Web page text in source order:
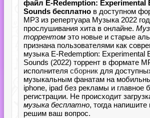
файл E-Redemption: Experimental
Sounds бесплатно в доступном
MP3 из репертуара Музыка 2022
прослушивания хита в онлайне.
торрентом это новые и старые
признана пользователями как
музыка E-Redemption: Experimental
Sounds (2022) торрент в формате
исполнителя сборник для
музыкальным фанатам на
iphone, ipad без рекламы и главное
регистрации. Не происходит
музыка бесплатно, тогда
решим ваш вопрос.